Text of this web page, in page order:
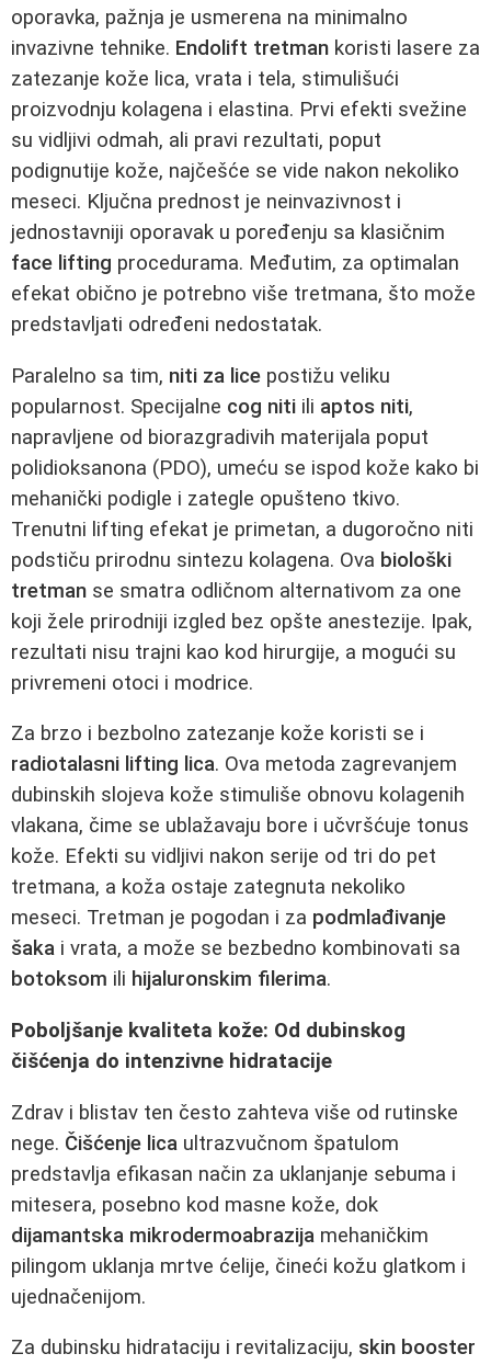
oporavka, pažnja je usmerena na minimalno
invazivne tehnike. Endolift tretman koristi lasere za
zatezanje kože lica, vrata i tela, stimulišući
proizvodnju kolagena i elastina. Prvi efekti svežine
su vidljivi odmah, ali pravi rezultati, poput
podignutije kože, najčešće se vide nakon nekoliko
meseci. Ključna prednost je neinvazivnost i
jednostavniji oporavak u poređenju sa klasičnim
face lifting procedurama. Međutim, za optimalan
efekat obično je potrebno više tretmana, što može
predstavljati određeni nedostatak.
Paralelno sa tim, niti za lice postižu veliku
popularnost. Specijalne cog niti ili aptos niti,
napravljene od biorazgradivih materijala poput
polidioksanona (PDO), umeću se ispod kože kako bi
mehanički podigle i zategle opušteno tkivo.
Trenutni lifting efekat je primetan, a dugoročno niti
podstiču prirodnu sintezu kolagena. Ova biološki
tretman se smatra odličnom alternativom za one
koji žele prirodniji izgled bez opšte anestezije. Ipak,
rezultati nisu trajni kao kod hirurgije, a mogući su
privremeni otoci i modrice.
Za brzo i bezbolno zatezanje kože koristi se i
radiotalasni lifting lica. Ova metoda zagrevanjem
dubinskih slojeva kože stimuliše obnovu kolagenih
vlakana, čime se ublažavaju bore i učvršćuje tonus
kože. Efekti su vidljivi nakon serije od tri do pet
tretmana, a koža ostaje zategnuta nekoliko
meseci. Tretman je pogodan i za podmlađivanje
šaka i vrata, a može se bezbedno kombinovati sa
botoksom ili hijaluronskim filerima.
Poboljšanje kvaliteta kože: Od dubinskog
čišćenja do intenzivne hidratacije
Zdrav i blistav ten često zahteva više od rutinske
nege. Čišćenje lica ultrazvučnom špatulom
predstavlja efikasan način za uklanjanje sebuma i
mitesera, posebno kod masne kože, dok
dijamantska mikrodermoabrazija mehaničkim
pilingom uklanja mrtve ćelije, čineći kožu glatkom i
ujednačenijom.
Za dubinsku hidrataciju i revitalizaciju, skin booster